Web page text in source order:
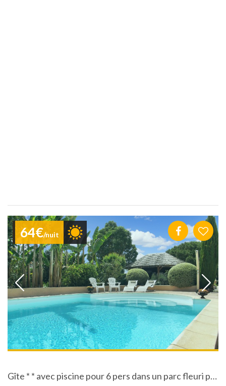
64€/nuit
Gîte * * avec piscine pour 6 pers dans un parc fleuri près de Toulouse - Lherm